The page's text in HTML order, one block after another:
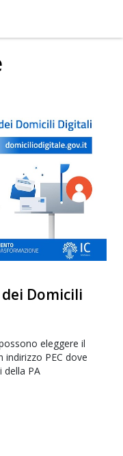
dei Domicili
eleggere il
PEC dove
della PA